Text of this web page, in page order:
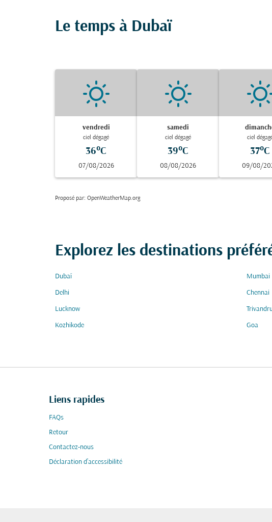
Le temps à Dubaï
vendredi
ciel dégagé
36°C
07/08/2026
samedi
ciel dégagé
39°C
08/08/2026
ciel
37°C
09/08/
Proposé par: OpenWeatherMap.org
Explorez les destinations
Dubaï Mumbai
Delhi Chennai
Lucknow
Kozhikode Goa
Liens rapides
FAQs
Retour
Contactez-nous
Déclaration d’accessibilité